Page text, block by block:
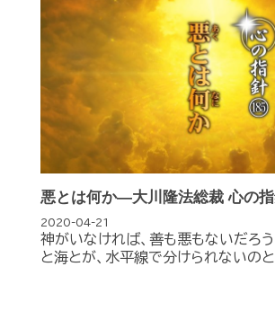
悪とは何か―大川隆法総裁 心の
2020-04-21
神がいなければ、善も悪もないだろう
と海とが、水平線で分けられないのと